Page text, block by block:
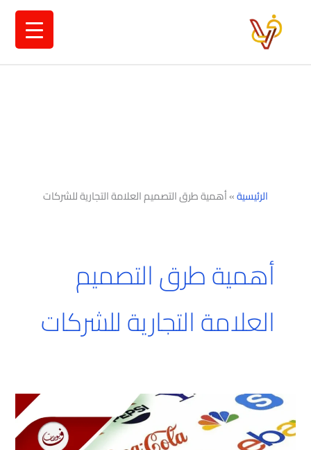
الرئيسية»أهمية طرق التصميم العلامة التجارية للشركات
أهمية طرق التصميم
العلامة التجارية للشركات
أفضل
شركة
تصميم